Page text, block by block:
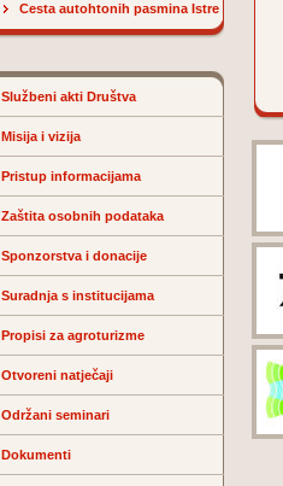
Cesta autohtonih pasmina Istre
Službeni akti Društva
Misija i vizija
Pristup informacijama
Zaštita osobnih podataka
Sponzorstva i donacije
Suradnja s institucijama
Propisi za agroturizme
Otvoreni natječaji
Održani seminari
Dokumenti